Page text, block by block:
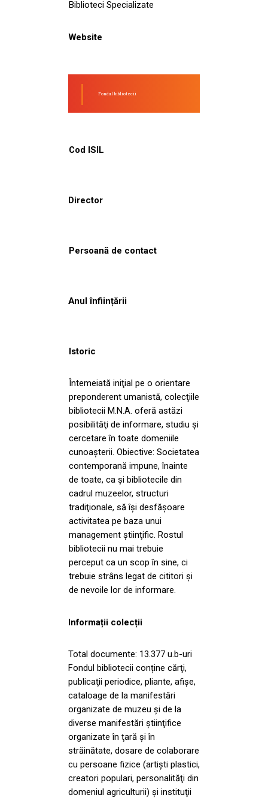
Biblioteci Specializate
Website
Fondul bibliotecii
Cod ISIL
Director
Persoană de contact
Anul înființării
Istoric
Întemeiată iniţial pe o orientare
preponderent umanistă, colecţiile
bibliotecii M.N.A. oferă astăzi
posibilităţi de informare, studiu şi
cercetare în toate domeniile
cunoaşterii. Obiective: Societatea
contemporană impune, înainte
de toate, ca şi bibliotecile din
cadrul muzeelor, structuri
tradiţionale, să îşi desfăşoare
activitatea pe baza unui
management ştiinţific. Rostul
bibliotecii nu mai trebuie
perceput ca un scop în sine, ci
trebuie strâns legat de cititori şi
de nevoile lor de informare.
Informații colecții
Total documente: 13.377 u.b-uri
Fondul bibliotecii conține cărţi,
publicaţii periodice, pliante, afişe,
cataloage de la manifestări
organizate de muzeu şi de la
diverse manifestări ştiinţifice
organizate în ţară şi în
străinătate, dosare de colaborare
cu persoane fizice (artişti plastici,
creatori populari, personalităţi din
domeniul agriculturii) şi instituţii